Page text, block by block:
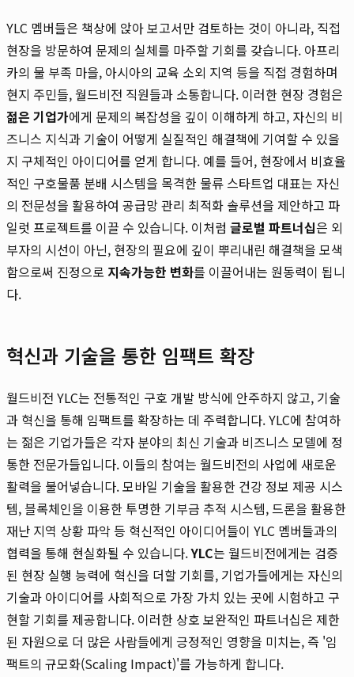
YLC 멤버들은 책상에 앉아 보고서만 검토하는 것이 아니라, 직접
현장을 방문하여 문제의 실체를 마주할 기회를 갖습니다. 아프리
카의 물 부족 마을, 아시아의 교육 소외 지역 등을 직접 경험하며
현지 주민들, 월드비전 직원들과 소통합니다. 이러한 현장 경험은
젊은 기업가에게 문제의 복잡성을 깊이 이해하게 하고, 자신의 비
즈니스 지식과 기술이 어떻게 실질적인 해결책에 기여할 수 있을
지 구체적인 아이디어를 얻게 합니다. 예를 들어, 현장에서 비효율
적인 구호물품 분배 시스템을 목격한 물류 스타트업 대표는 자신
의 전문성을 활용하여 공급망 관리 최적화 솔루션을 제안하고 파
일럿 프로젝트를 이끌 수 있습니다. 이처럼 글로벌 파트너십은 외
부자의 시선이 아닌, 현장의 필요에 깊이 뿌리내린 해결책을 모색
함으로써 진정으로 지속가능한 변화를 이끌어내는 원동력이 됩니
다.
혁신과 기술을 통한 임팩트 확장
월드비전 YLC는 전통적인 구호 개발 방식에 안주하지 않고, 기술
과 혁신을 통해 임팩트를 확장하는 데 주력합니다. YLC에 참여하
는 젊은 기업가들은 각자 분야의 최신 기술과 비즈니스 모델에 정
통한 전문가들입니다. 이들의 참여는 월드비전의 사업에 새로운
활력을 불어넣습니다. 모바일 기술을 활용한 건강 정보 제공 시스
템, 블록체인을 이용한 투명한 기부금 추적 시스템, 드론을 활용한
재난 지역 상황 파악 등 혁신적인 아이디어들이 YLC 멤버들과의
협력을 통해 현실화될 수 있습니다.YLC는 월드비전에게는 검증
된 현장 실행 능력에 혁신을 더할 기회를, 기업가들에게는 자신의
기술과 아이디어를 사회적으로 가장 가치 있는 곳에 시험하고 구
현할 기회를 제공합니다. 이러한 상호 보완적인 파트너십은 제한
된 자원으로 더 많은 사람들에게 긍정적인 영향을 미치는, 즉 '임
팩트의 규모화(Scaling Impact)'를 가능하게 합니다.